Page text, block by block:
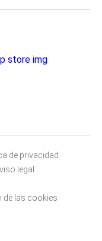
de privacidad
legal
de las cookies